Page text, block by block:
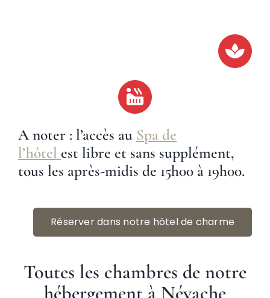
A noter : l’accès au Spa de
l’hôtel est libre et sans supplément,
tous les après-midis de 15h00 à 19h00.
Réserver dans notre hôtel de charme
Toutes les chambres de notre
hébergement à Névache